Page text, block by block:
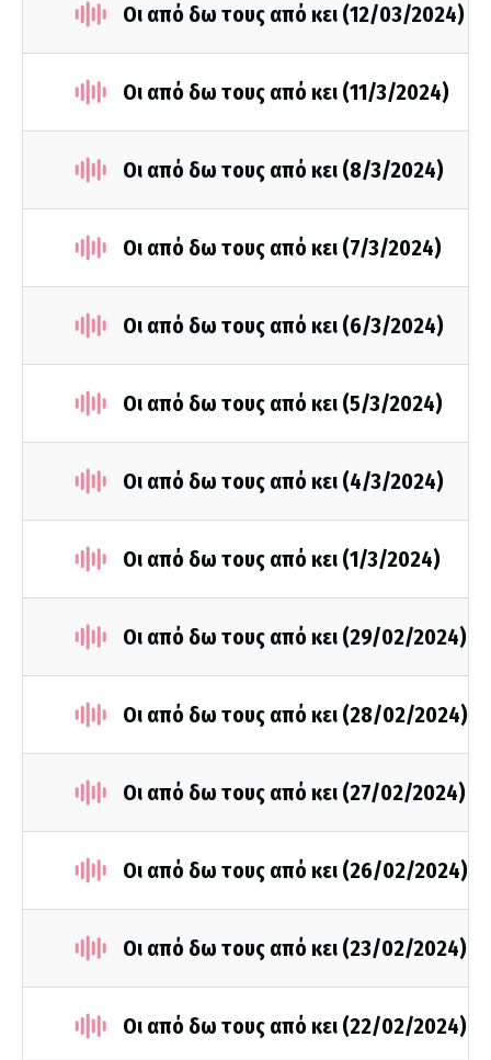
Οι από δω τους από κει (12/03/2024)
Οι από δω τους από κει (11/3/2024)
Οι από δω τους από κει (8/3/2024)
Οι από δω τους από κει (7/3/2024)
Οι από δω τους από κει (6/3/2024)
Οι από δω τους από κει (5/3/2024)
Οι από δω τους από κει (4/3/2024)
Οι από δω τους από κει (1/3/2024)
Οι από δω τους από κει (29/02/2024)
Οι από δω τους από κει (28/02/2024)
Οι από δω τους από κει (27/02/2024)
Οι από δω τους από κει (26/02/2024)
Οι από δω τους από κει (23/02/2024)
Οι από δω τους από κει (22/02/2024)